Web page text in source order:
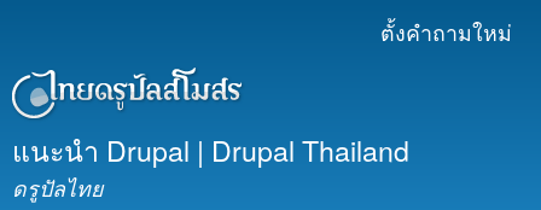
เนื้อหา
ตั้งคำถามใหม่
แนะนำ Drupal | Drupal Thailand
ดรูปัลไทย